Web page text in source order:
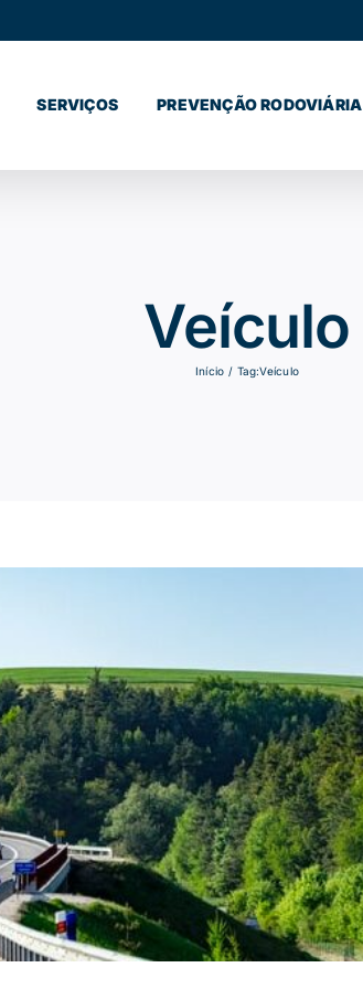
SERVIÇOS PREVENÇÃO RODOVIÁRIA
Veículo
Início Tag:Veículo